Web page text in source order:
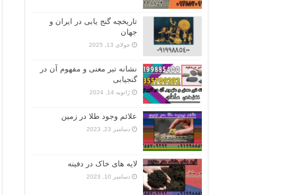
تاریخچه گنج‌ یابی در ایران و
جهان
جولای 13, 2025
نشانه تبر معنی و مفهوم آن در
گنجیابی
ژانویه 14, 2024
علائم وجود طلا در زمین
دسامبر 23, 2023
لایه های خاک در دفینه
دسامبر 10, 2023